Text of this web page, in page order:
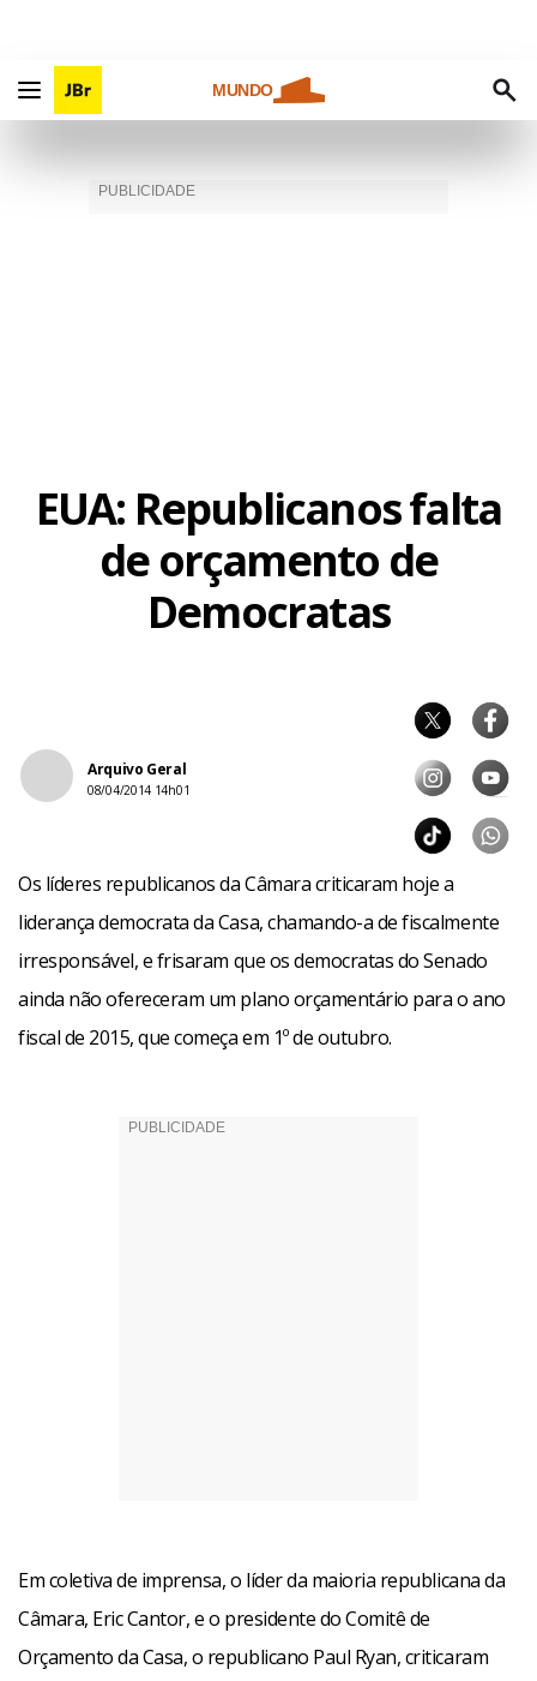
MUNDO
EUA: Republicanos falta
de orçamento de
Democratas
Arquivo Geral
08/04/2014 14h01
Os líderes republicanos da Câmara criticaram hoje a
liderança democrata da Casa, chamando-a de fiscalmente
irresponsável, e frisaram que os democratas do Senado
ainda não ofereceram um plano orçamentário para o ano
fiscal de 2015, que começa em 1º de outubro.
Em coletiva de imprensa, o líder da maioria republicana da
Câmara, Eric Cantor, e o presidente do Comitê de
Orçamento da Casa, o republicano Paul Ryan, criticaram